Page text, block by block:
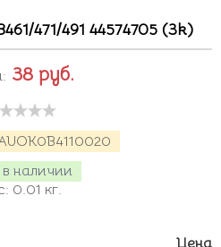
471/491 44574705 (3k)
в наличии
0.01 кг.
38 руб.
Цена